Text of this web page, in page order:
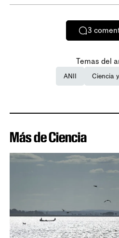
3
Temas del
ANII Ciencia
Más de Ciencia